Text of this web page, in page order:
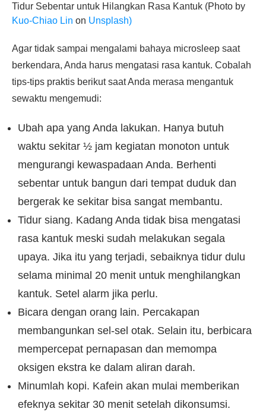
Tidur Sebentar untuk Hilangkan Rasa Kantuk (Photo by
Kuo-Chiao Lin on Unsplash)
Agar tidak sampai mengalami bahaya microsleep saat
berkendara, Anda harus mengatasi rasa kantuk. Cobalah
tips-tips praktis berikut saat Anda merasa mengantuk
sewaktu mengemudi:
Ubah apa yang Anda lakukan. Hanya butuh
waktu sekitar ½ jam kegiatan monoton untuk
mengurangi kewaspadaan Anda. Berhenti
sebentar untuk bangun dari tempat duduk dan
bergerak ke sekitar bisa sangat membantu.
Tidur siang. Kadang Anda tidak bisa mengatasi
rasa kantuk meski sudah melakukan segala
upaya. Jika itu yang terjadi, sebaiknya tidur dulu
selama minimal 20 menit untuk menghilangkan
kantuk. Setel alarm jika perlu.
Bicara dengan orang lain. Percakapan
membangunkan sel-sel otak. Selain itu, berbicara
mempercepat pernapasan dan memompa
oksigen ekstra ke dalam aliran darah.
Minumlah kopi. Kafein akan mulai memberikan
efeknya sekitar 30 menit setelah dikonsumsi.